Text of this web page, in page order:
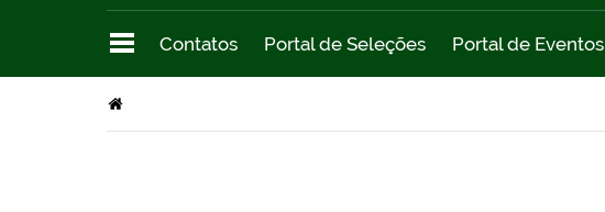
Contatos Portal de Seleções Portal de Eventos